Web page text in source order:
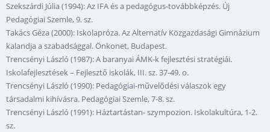
Szekszárdi Júlia (1994): Az IFA és a pedagógus-továbbképzés. Új
Pedagógiai Szemle, 9. sz.
Takács Géza (2000): Iskolapróza. Az Alternatív Közgazdasági Gimnázium
kalandja a szabadsággal. Önkonet, Budapest.
Trencsényi László (1987): A baranyai ÁMK-k fejlesztési stratégiái.
Iskolafejlesztések – Fejlesztő iskolák, III. sz. 37-49. o.
Trencsényi László (1990): Pedagógiai-művelődési válaszok egy
társadalmi kihívásra. Pedagógiai Szemle, 7-8. sz.
Trencsényi László (1991): Háztartástan- szympozion. Iskolakultúra, 1-2.
sz.